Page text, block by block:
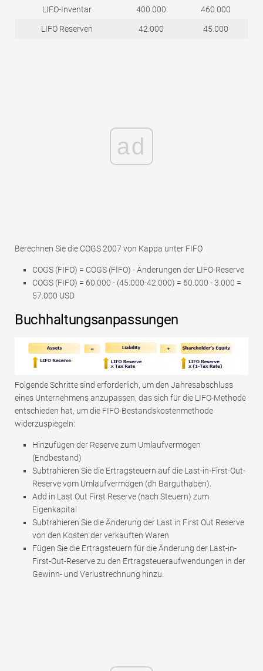
LIFO-Inventar 400.000 460.000
LIFO Reserven 42.000 45.000
ad
Berechnen Sie die COGS 2007 von Kappa unter FIFO
COGS (FIFO) = COGS (FIFO) - Änderungen der LIFO-Reserve
COGS (FIFO) = 60.000 - (45.000-42.000) = 60.000 - 3.000 =
57.000 USD
Buchhaltungsanpassungen
Folgende Schritte sind erforderlich, um den Jahresabschluss
eines Unternehmens anzupassen, das sich für die LIFO-Methode
entschieden hat, um die FIFO-Bestandskostenmethode
widerzuspiegeln:
Hinzufügen der Reserve zum Umlaufvermögen
(Endbestand)
Subtrahieren Sie die Ertragsteuern auf die Last-in-First-Out-
Reserve vom Umlaufvermögen (dh Barguthaben).
Add in Last Out First Reserve (nach Steuern) zum
Eigenkapital
Subtrahieren Sie die Änderung der Last in First Out Reserve
von den Kosten der verkauften Waren
Fügen Sie die Ertragsteuern für die Änderung der Last-in-
First-Out-Reserve zu den Ertragsteueraufwendungen in der
Gewinn- und Verlustrechnung hinzu.